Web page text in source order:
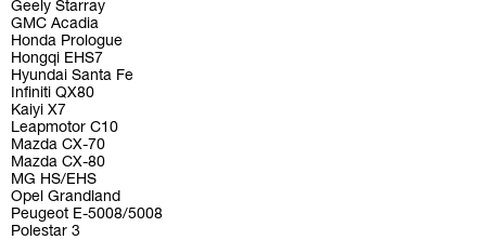
Geely Starray
GMC Acadia
Honda Prologue
Hongqi EHS7
Hyundai Santa Fe
Infiniti QX80
Kaiyi X7
Leapmotor C10
Mazda CX-70
Mazda CX-80
MG HS/EHS
Opel Grandland
Peugeot E-5008/5008
Polestar 3